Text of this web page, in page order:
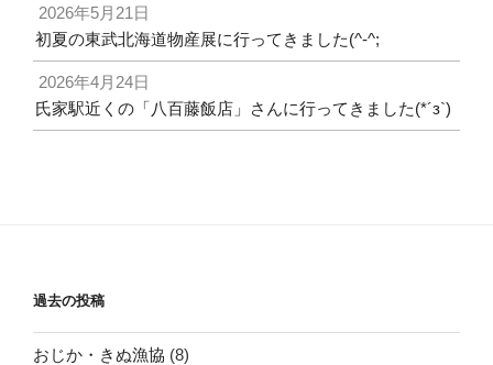
2026年5月21日
初夏の東武北海道物産展に行ってきました(^-^;
2026年4月24日
氏家駅近くの「八百藤飯店」さんに行ってきました(*´з`)
過去の投稿
おじか・きぬ漁協 (8)